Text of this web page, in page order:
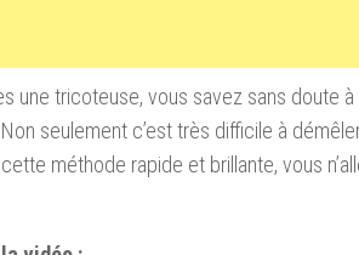
une tricoteuse, vous savez sans doute
Non seulement c’est très difficile à démêler
méthode rapide et brillante, vous